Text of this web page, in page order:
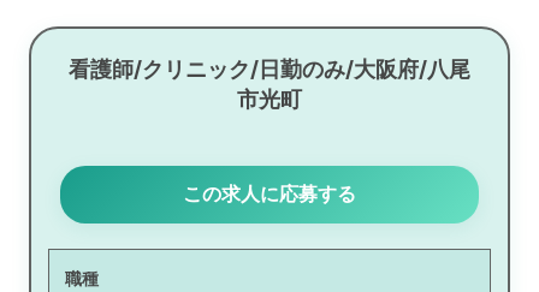
看護師/クリニック/日勤のみ/大阪府/八尾
市光町
この求人に応募する
職種